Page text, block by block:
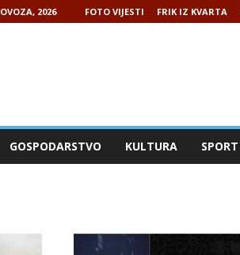
2026 FOTO VIJESTI FRIK IZ KVARTA
GOSPODARSTVO KULTURA SPORT